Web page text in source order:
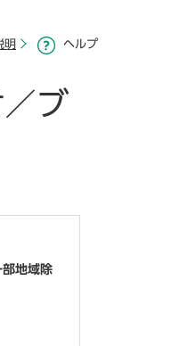
明 ヘルプ
ブ
部地域除